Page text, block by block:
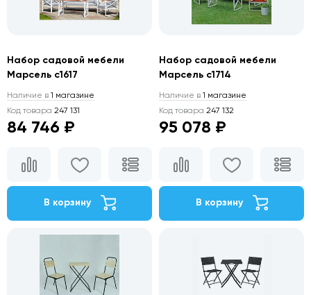
Набор садовой мебели
Марсель с1617
Наличие в 1 магазине
Код товара 247 131
84 746 ₽
В корзину
Набор садовой мебели
Марсель с1714
Наличие в 1 магазине
Код товара 247 132
95 078 ₽
В корзину